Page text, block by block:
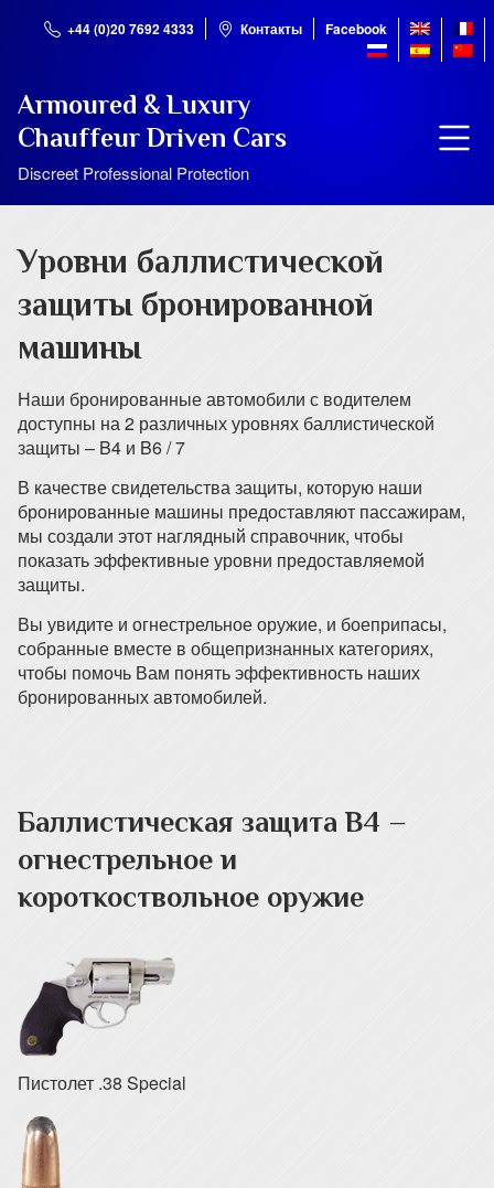
+44 (0)20 7692 4333 Контакты Facebook
Armoured & Luxury
Chauffeur Driven Cars
Discreet Professional Protection
Уровни баллистической
защиты бронированной
машины
Наши бронированные автомобили с водителем
доступны на 2 различных уровнях баллистической
защиты – B4 и B6 / 7
В качестве свидетельства защиты, которую наши
бронированные машины предоставляют пассажирам,
мы создали этот наглядный справочник, чтобы
показать эффективные уровни предоставляемой
защиты.
Вы увидите и огнестрельное оружие, и боеприпасы,
собранные вместе в общепризнанных категориях,
чтобы помочь Вам понять эффективность наших
бронированных автомобилей.
Баллистическая защита B4 –
огнестрельное и
короткоствольное оружие
Пистолет .38 Special